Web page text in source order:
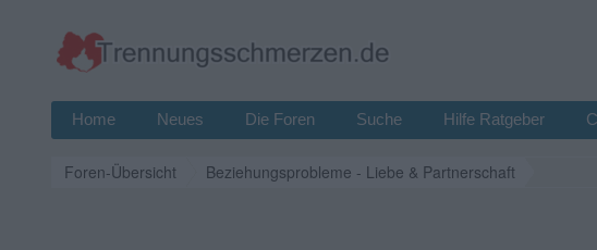
Home Neues Die Foren Suche Hilfe Ratgeber
Foren-Übersicht Beziehungsprobleme - Liebe & Partnerschaft